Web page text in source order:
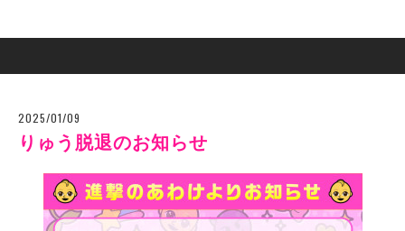
2025/01/09
りゅう脱退のお知らせ